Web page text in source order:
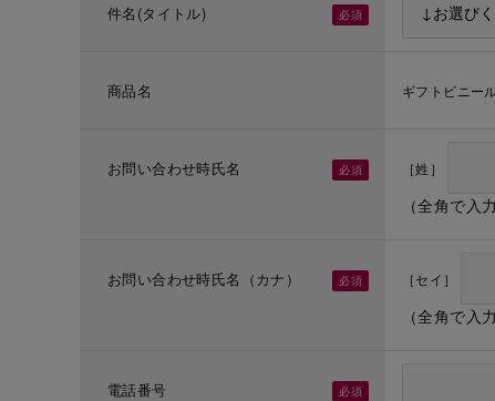
件名(タイトル)
商品名 ギフトビニー
お問い合わせ時氏名 ［姓］
（全角で入
お問い合わせ時氏名（カナ） ［セイ］
（全角で入
電話番号